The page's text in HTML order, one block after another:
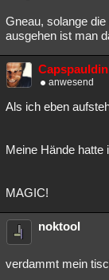
Gneau, solange
ausgehen ist man
Capspauldin
anwesend
Als ich eben
Meine Hände hatte
MAGIC!
noktool
verdammt mein